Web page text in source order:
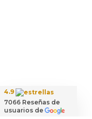
4.9
7066 Reseñas de
usuarios de